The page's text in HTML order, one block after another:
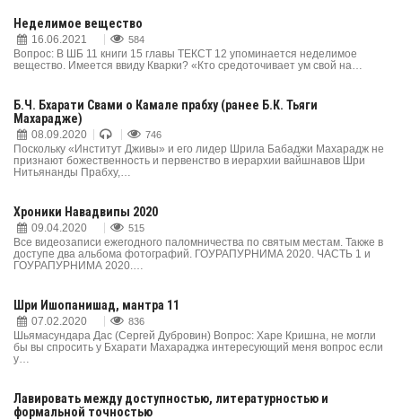
Неделимое вещество
16.06.2021 584
Вопрос: В ШБ 11 книги 15 главы ТЕКСТ 12 упоминается неделимое
вещество. Имеется ввиду Кварки? «Кто средоточивает ум свой на…
Б.Ч. Бхарати Свами о Камале прабху (ранее Б.К. Тьяги
Махарадже)
08.09.2020 746
Поскольку «Институт Дживы» и его лидер Шрила Бабаджи Махарадж не
признают божественность и первенство в иерархии вайшнавов Шри
Нитьянанды Прабху,…
Хроники Навадвипы 2020
09.04.2020 515
Все видеозаписи ежегодного паломничества по святым местам. Также в
доступе два альбома фотографий. ГОУРАПУРНИМА 2020. ЧАСТЬ 1 и
ГОУРАПУРНИМА 2020.…
Шри Ишопанишад, мантра 11
07.02.2020 836
Шьямасундара Дас (Сергей Дубровин) Вопрос: Харе Кришна, не могли
бы вы спросить у Бхарати Махараджа интересующий меня вопрос если
у…
Лавировать между доступностью, литературностью и
формальной точностью